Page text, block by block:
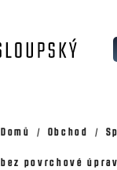
Domů Obchod
bez povrchové